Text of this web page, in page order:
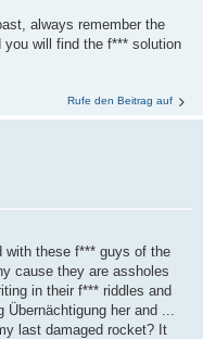
always remember the
will find the f*** solution
Rufe den Beitrag auf
with these f*** guys of the
cause they are assholes
in their f*** riddles and
her and ...
last damaged rocket? It